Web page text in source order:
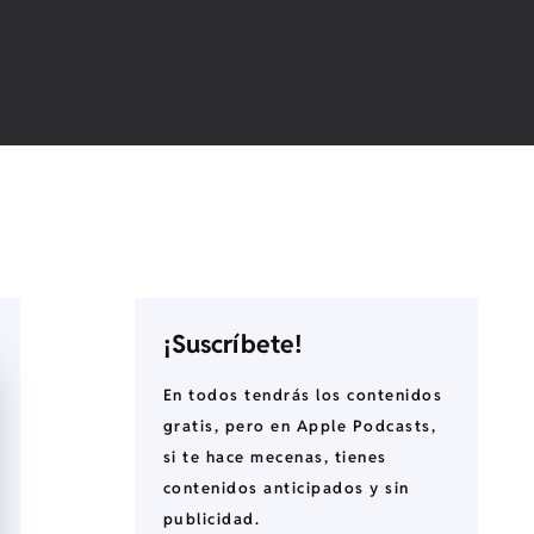
¡Suscríbete!
En todos tendrás los contenidos
gratis, pero en Apple Podcasts,
si te hace mecenas, tienes
contenidos anticipados y sin
publicidad.